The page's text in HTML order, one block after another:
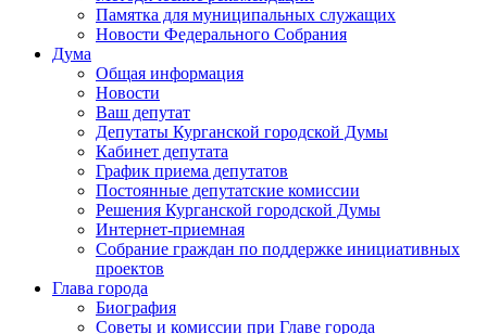
Памятка для муниципальных служащих
Новости Федерального Cобрания
Дума
Общая информация
Новости
Ваш депутат
Депутаты Курганской городской Думы
Кабинет депутата
График приема депутатов
Постоянные депутатские комиссии
Решения Курганской городской Думы
Интернет-приемная
Собрание граждан по поддержке инициативных
проектов
Глава города
Биография
Советы и комиссии при Главе города